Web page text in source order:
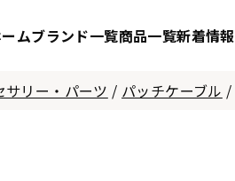
ムブランド一覧商品一覧新着情報
サリー・パーツ / パッチケーブル /